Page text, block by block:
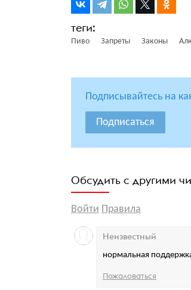
Пиво Запреты Законы
Подписывайтесь на
Подписаться
Обсудить с другими
Войти Правила
нормальная
Неизвестный
Пожаловаться